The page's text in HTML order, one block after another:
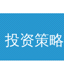
投资策略